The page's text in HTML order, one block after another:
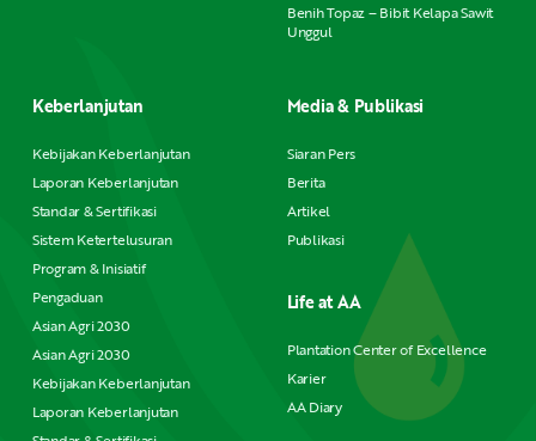
Benih Topaz – Bibit Kelapa Sawit
Unggul
Keberlanjutan
Kebijakan Keberlanjutan
Laporan Keberlanjutan
Standar & Sertifikasi
Sistem Ketertelusuran
Program & Inisiatif
Pengaduan
Asian Agri 2030
Asian Agri 2030
Kebijakan Keberlanjutan
Laporan Keberlanjutan
Media & Publikasi
Siaran Pers
Berita
Artikel
Publikasi
Life at AA
Plantation Center of Excellence
Karier
AA Diary